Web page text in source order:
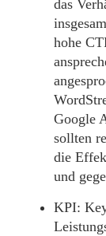
das
hohe
Google
sollten
die
und
KPI: